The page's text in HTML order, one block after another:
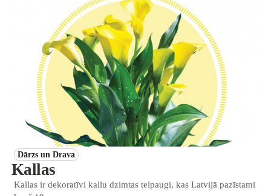
Dārzs un Drava
Kallas
Kallas ir dekoratīvi kallu dzimtas telpaugi, kas Latvijā pazīstami